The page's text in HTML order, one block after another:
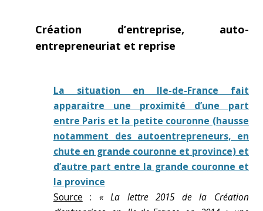
Création d’entreprise, auto-
entrepreneuriat et reprise
La situation en Ile-de-France fait
apparaitre une proximité d’une part
entre Paris et la petite couronne (hausse
notamment des autoentrepreneurs, en
chute en grande couronne et province) et
d’autre part entre la grande couronne et
la province
Source : « La lettre 2015 de la Création